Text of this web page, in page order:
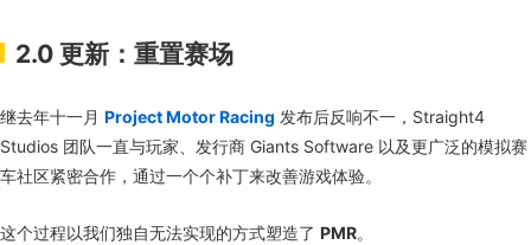
2.0 更新：重置赛场
继去年十一月 Project Motor Racing 发布后反响不一，Straight4
Studios 团队一直与玩家、发行商 Giants Software 以及更广泛的模拟赛
车社区紧密合作，通过一个个补丁来改善游戏体验。
这个过程以我们独自无法实现的方式塑造了 PMR。